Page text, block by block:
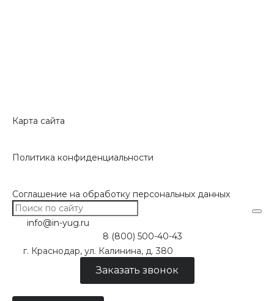
Карта сайта
Политика конфиденциальности
Соглашение на обработку персональных данных
info@in-yug.ru
8 (800) 500-40-43
г. Краснодар, ул. Калинина, д. 380
Заказать звонок